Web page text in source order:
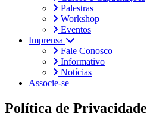
Palestras
Workshop
Eventos
Imprensa
Fale Conosco
Informativo
Notícias
Associe-se
Política de Privacidade